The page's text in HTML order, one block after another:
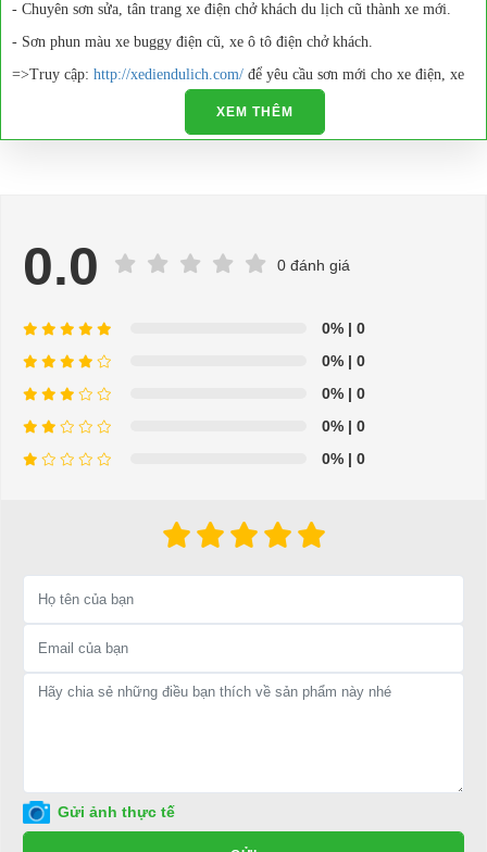
- Chuyên sơn sửa, tân trang xe điện chở khách du lịch cũ thành xe mới.
- Sơn phun màu xe buggy điện cũ, xe ô tô điện chở khách.
=>Truy cập: http://xediendulich.com/ để yêu cầu sơn mới cho xe điện, xe
Giá thành cạnh tranh, thợ sơn chuyên nghiệp, nhanh chóng.Gọi Đại Cường
- Chà rửa vệ sinh xe, kiểm tra những chỗ bị nứt, bị bể cẩn thận. Bắt đầu
XEM THÊM
0.0 0 đánh giá
0% | 0
0% | 0
0% | 0
0% | 0
0% | 0
Gửi ảnh thực tế